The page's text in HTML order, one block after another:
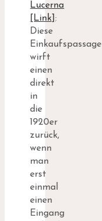
Lucerna
[Link]:
Diese
Einkaufspassage
wirft
einen
direkt
in
die
1920er
zurück,
wenn
man
erst
einmal
einen
Eingang